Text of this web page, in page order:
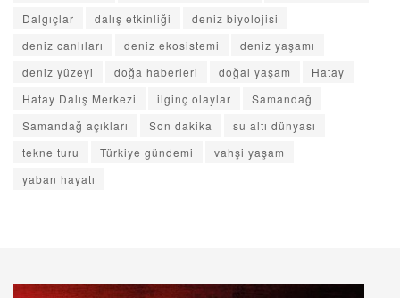
Dalgıçlar
dalış etkinliği
deniz biyolojisi
deniz canlıları
deniz ekosistemi
deniz yaşamı
deniz yüzeyi
doğa haberleri doğal yaşam
Hatay
Hatay Dalış Merkezi
ilginç olaylar
Samandağ
Samandağ açıkları
Son dakika
su altı dünyası
tekne turu
Türkiye gündemi
vahşi yaşam
yaban hayatı